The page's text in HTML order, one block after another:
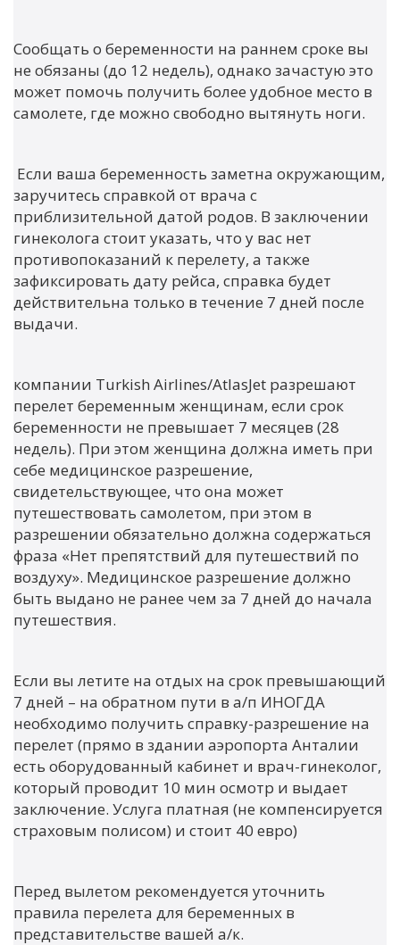
Сообщать о беременности на раннем сроке вы
не обязаны (до 12 недель), однако зачастую это
может помочь получить более удобное место в
самолете, где можно свободно вытянуть ноги.
Если ваша беременность заметна окружающим,
заручитесь справкой от врача с
приблизительной датой родов. В заключении
гинеколога стоит указать, что у вас нет
противопоказаний к перелету, а также
зафиксировать дату рейса, справка будет
действительна только в течение 7 дней после
выдачи.
компании Turkish Airlines/AtlasJet разрешают
перелет беременным женщинам, если срок
беременности не превышает 7 месяцев (28
недель). При этом женщина должна иметь при
себе медицинское разрешение,
свидетельствующее, что она может
путешествовать самолетом, при этом в
разрешении обязательно должна содержаться
фраза «Нет препятствий для путешествий по
воздуху». Медицинское разрешение должно
быть выдано не ранее чем за 7 дней до начала
путешествия.
Если вы летите на отдых на срок превышающий
7 дней – на обратном пути в а/п ИНОГДА
необходимо получить справку-разрешение на
перелет (прямо в здании аэропорта Анталии
есть оборудованный кабинет и врач-гинеколог,
который проводит 10 мин осмотр и выдает
заключение. Услуга платная (не компенсируется
страховым полисом) и стоит 40 евро)
Перед вылетом рекомендуется уточнить
правила перелета для беременных в
представительстве вашей а/к.